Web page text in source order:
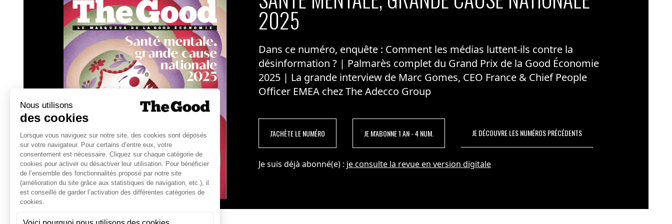
étant un grand fournisseur de la France.
Voici une dernière suggestion : faire de la CSRD la première brique d’un plan stratégique de
résilience de l’entreprise à 10 ans.
[1]Les critères exacts sont plus nombreux que le nombre de salariés mais nous n’entrons pas
ici dans les détails
2025
Dans ce numéro, enquête : Comment les médias luttent-ils contre la
désinformation ? | Palmarès complet du Grand Prix de la Good Économie
2025 | La grande interview de Marc Gomes, CEO France & Chief People
Officer EMEA chez The Adecco Group
J'ACHÈTE LE NUMÉRO JE M'ABONNE 1 AN - 4 NUM. JE DÉCOUVRE LES NUMÉROS PRÉCÉDENTS
Je suis déjà abonné(e) : je consulte la revue en version digitale